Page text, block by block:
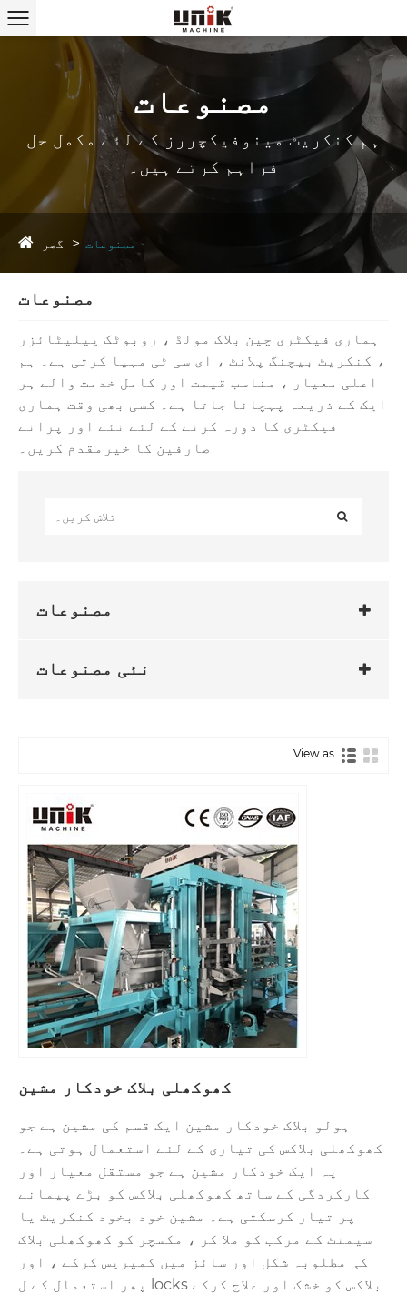
مصنوعات
ہم کنکریٹ مینوفیکچررز کے لئے مکمل حل
فراہم کرتے ہیں۔
گھر مصنوعات
مصنوعات
ہماری فیکٹری چین بلاک مولڈ ، روبوٹک پیلیٹائزر
، کنکریٹ بیچنگ پلانٹ ، ای سی ٹی مہیا کرتی ہے۔ ہم
اعلی معیار ، مناسب قیمت اور کامل خدمت والے ہر
ایک کے ذریعہ پہچانا جاتا ہے۔ کسی بھی وقت ہماری
فیکٹری کا دورہ کرنے کے لئے نئے اور پرانے
صارفین کا خیرمقدم کریں۔
مصنوعات
نئی مصنوعات
View as
کھوکھلی بلاک خودکار مشین
ہولو بلاک خودکار مشین ایک قسم کی مشین ہے جو
کھوکھلی بلاکس کی تیاری کے لئے استعمال ہوتی ہے۔
یہ ایک خودکار مشین ہے جو مستقل معیار اور
کارکردگی کے ساتھ کھوکھلی بلاکس کو بڑے پیمانے
پر تیار کرسکتی ہے۔ مشین خود بخود کنکریٹ یا
سیمنٹ کے مرکب کو ملا کر ، مکسچر کو کھوکھلی بلاک
کی مطلوبہ شکل اور سائز میں کمپریس کرکے ، اور
پھر استعمال کے ل locks بلاکس کو خشک اور علاج کرکے